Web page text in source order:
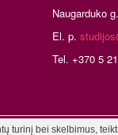
Naugarduko
El. p.
Tel. +370 5
turinį bei skelbimus,